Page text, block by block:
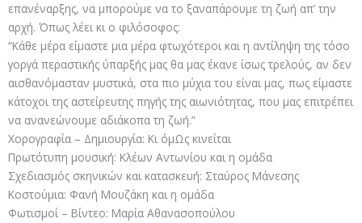
επανέναρξης, να μπορούμε να το ξαναπάρουμε τη ζωή απ’ την
αρχή. Όπως λέει κι ο φιλόσοφος:
“Κάθε μέρα είμαστε μια μέρα φτωχότεροι και η αντίληψη της τόσο
γοργά περαστικής ύπαρξής μας θα μας έκανε ίσως τρελούς, αν δεν
αισθανόμασταν μυστικά, στα πιο μύχια του είναι μας, πως είμαστε
κάτοχοι της αστείρευτης πηγής της αιωνιότητας, που μας επιτρέπει
να ανανεώνουμε αδιάκοπα τη ζωή.”
Χορογραφία – Δημιουργία: Κι όμΩς κινείται
Πρωτότυπη μουσική: Κλέων Αντωνίου και η ομάδα
Σχεδιασμός σκηνικών και κατασκευή: Σταύρος Μάνεσης
Κοστούμια: Φανή Μουζάκη και η ομάδα
Φωτισμοί – Βίντεο: Μαρία Αθανασοπούλου